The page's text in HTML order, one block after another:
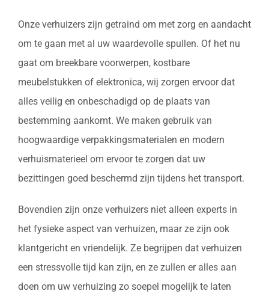
Onze verhuizers zijn getraind om met zorg en aandacht
om te gaan met al uw waardevolle spullen. Of het nu
gaat om breekbare voorwerpen, kostbare
meubelstukken of elektronica, wij zorgen ervoor dat
alles veilig en onbeschadigd op de plaats van
bestemming aankomt. We maken gebruik van
hoogwaardige verpakkingsmaterialen en modern
verhuismaterieel om ervoor te zorgen dat uw
bezittingen goed beschermd zijn tijdens het transport.
Bovendien zijn onze verhuizers niet alleen experts in
het fysieke aspect van verhuizen, maar ze zijn ook
klantgericht en vriendelijk. Ze begrijpen dat verhuizen
een stressvolle tijd kan zijn, en ze zullen er alles aan
doen om uw verhuizing zo soepel mogelijk te laten